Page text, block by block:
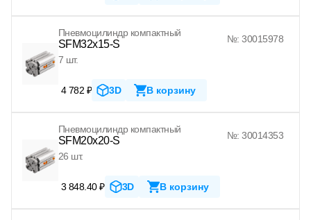
Пневмоцилиндр компактный
SFM32x15-S
№: 30015978
7 шт.
4 782 ₽ 3D В корзину
Пневмоцилиндр компактный
SFM20x20-S
№: 30014353
26 шт.
3 848.40 ₽ 3D В корзину